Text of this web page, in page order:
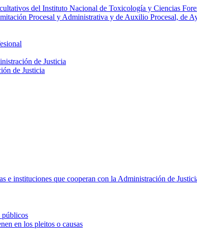
del Instituto Nacional de Toxicología y Ciencias
Procesal y Administrativa y de Auxilio Procesal, de
de Justicia
de Justicia
instituciones que cooperan con la Administración de
públicos
en los pleitos o causas